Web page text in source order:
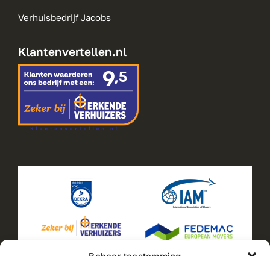
Verhuisbedrijf Jacobs
Klantenvertellen.nl